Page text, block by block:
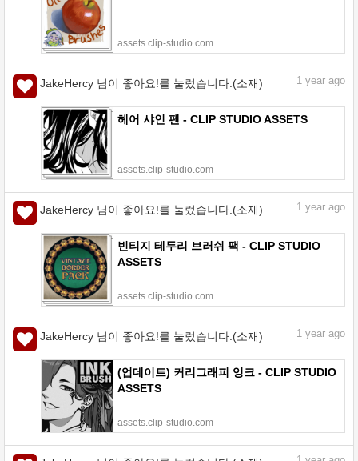
assets.clip-studio.com
JakeHercy 님이 좋아요!를 눌렀습니다.(소재) 1 year ago
헤어 샤인 펜 - CLIP STUDIO ASSETS
assets.clip-studio.com
JakeHercy 님이 좋아요!를 눌렀습니다.(소재) 1 year ago
빈티지 테두리 브러쉬 팩 - CLIP STUDIO
ASSETS
assets.clip-studio.com
JakeHercy 님이 좋아요!를 눌렀습니다.(소재) 1 year ago
(업데이트) 커리그래피 잉크 - CLIP STUDIO
ASSETS
assets.clip-studio.com